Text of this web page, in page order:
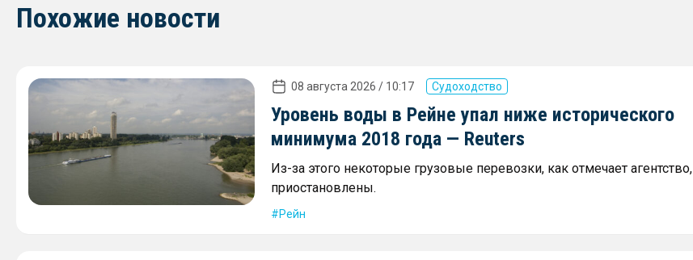
Похожие новости
08 августа 2026 / 10:17 Судоходство
Уровень воды в Рейне упал ниже исторического
минимума 2018 года — Reuters
Из-за этого некоторые грузовые перевозки, как отмечает агентство,
приостановлены.
Рейн